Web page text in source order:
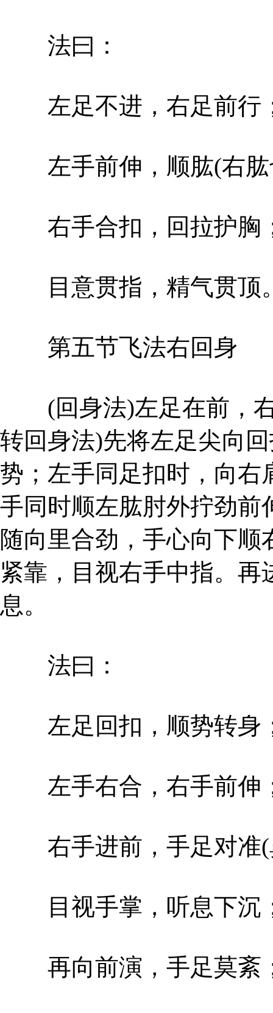
法曰：
左足不进，右足前行
左手前伸，顺肱(右肱
右手合扣，回拉护胸
目意贯指，精气贯顶
第五节飞法右回身
(回身法)左足在前，右
转回身法)先将左足尖向
势；左手同足扣时，向右
手同时顺左肱肘外拧劲前
随向里合劲，手心向下
紧靠，目视右手中指。
息。
法曰：
左足回扣，顺势转身
左手右合，右手前伸
右手进前，手足对准(
目视手掌，听息下沉
再向前演，手足莫紊